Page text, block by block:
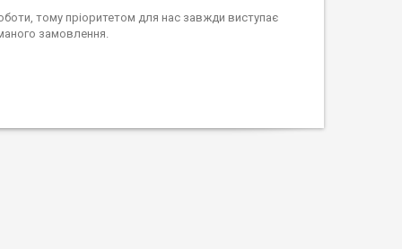
тому пріоритетом для нас завжди виступає
замовлення.